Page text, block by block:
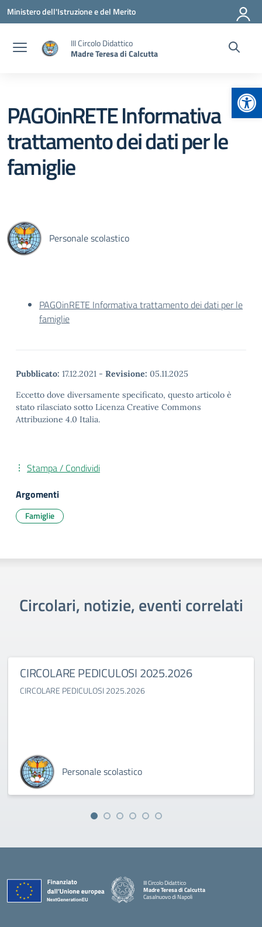
Vai ai contenuti
Vai al menu di navigazione
Vai al footer
Ministero dell'Istruzione e del Merito
III Circolo Didattico
Madre Teresa di Calcutta
PAGOinRETE Informativa
trattamento dei dati per le
famiglie
Personale scolastico
PAGOinRETE Informativa trattamento dei dati per le
famiglie
Pubblicato: 17.12.2021 - Revisione: 05.11.2025
Eccetto dove diversamente specificato, questo articolo è
stato rilasciato sotto Licenza Creative Commons
Attribuzione 4.0 Italia.
Stampa / Condividi
Argomenti
Famiglie
Circolari, notizie, eventi correlati
CIRCOLARE PEDICULOSI 2025.2026
CIRCOLARE PEDICULOSI 2025.2026
Personale scolastico
III Circolo Didattico
Madre Teresa di Calcutta
Casalnuovo di Napoli
— Visita la pagina iniziale della scuola